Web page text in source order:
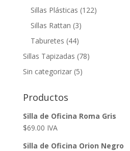
Sillas Plásticas (122)
Sillas Rattan (3)
Taburetes (44)
Sillas Tapizadas (78)
Sin categorizar (5)
Productos
Silla de Oficina Roma Gris
$69.00 IVA
Silla de Oficina Orion Negro